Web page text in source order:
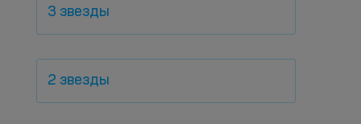
3 звезды
2 звезды